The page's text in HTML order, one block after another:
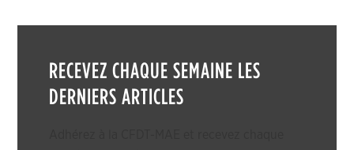
RECEVEZ CHAQUE SEMAINE LES
DERNIERS ARTICLES